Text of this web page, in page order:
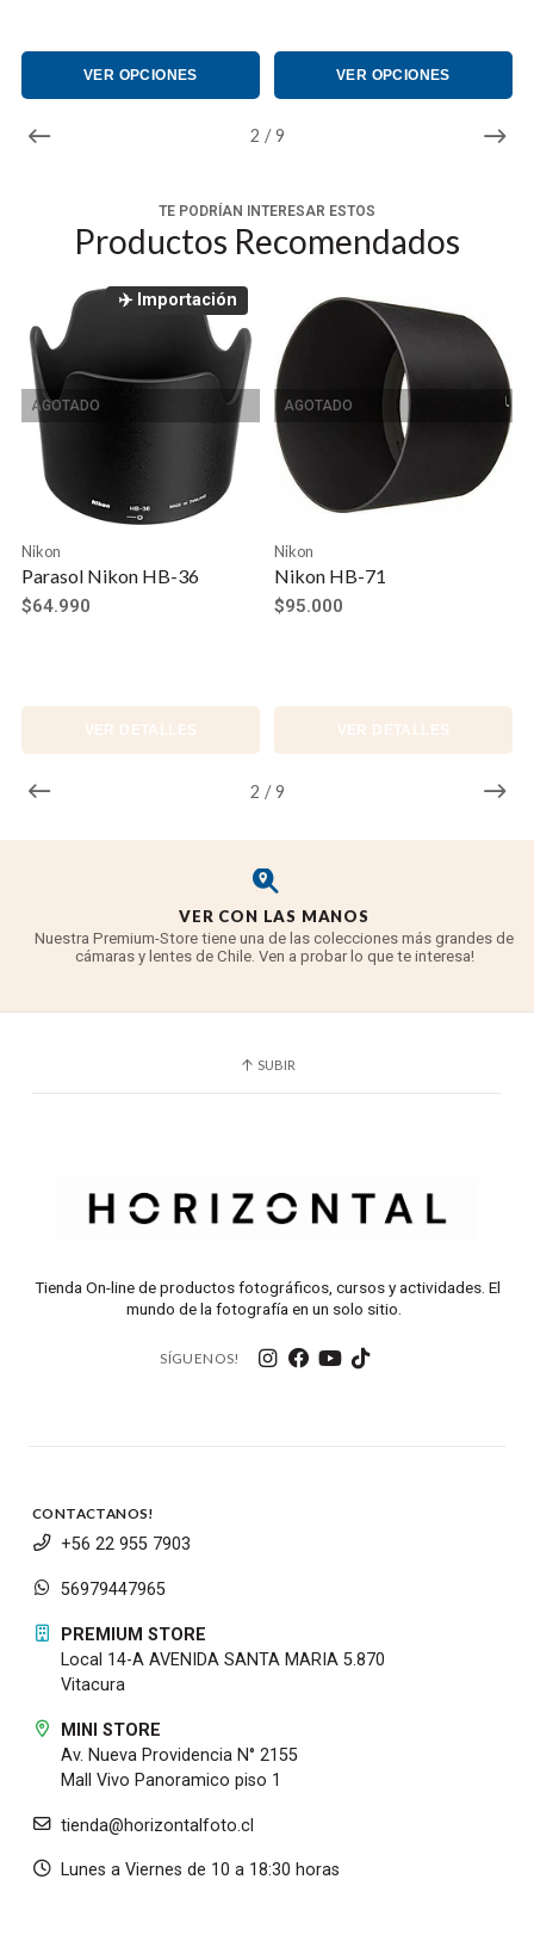
2 / 9
VER OPCIONES VER OPCIONES
TE PODRÍAN INTERESAR ESTOS
Productos Recomendados
2 / 9
AGOTADO
✈️ Importación
Nikon
Parasol Nikon HB-36
$64.990
VER DETALLES
AGOTADO
Nikon
Nikon HB-71
$95.000
VER DETALLES
VER CON LAS MANOS
Nuestra Premium-Store tiene una de las colecciones más grandes de
cámaras y lentes de Chile. Ven a probar lo que te interesa!
SUBIR
Tienda On-line de productos fotográficos, cursos y actividades. El
mundo de la fotografía en un solo sitio.
SÍGUENOS!
CONTACTANOS!
+56 22 955 7903
56979447965
PREMIUM STORE
Local 14-A AVENIDA SANTA MARIA 5.870
Vitacura
MINI STORE
Av. Nueva Providencia N° 2155
Mall Vivo Panoramico piso 1
tienda@horizontalfoto.cl
Lunes a Viernes de 10 a 18:30 horas